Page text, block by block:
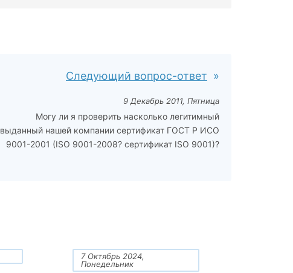
Следующий вопрос-ответ
9 Декабрь 2011, Пятница
Могу ли я проверить насколько легитимный
выданный нашей компании сертификат ГОСТ Р ИСО
9001-2001 (ISO 9001-2008? сертификат ISO 9001)?
7 Октябрь 2024,
Понедельник